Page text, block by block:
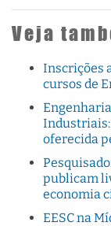
Veja
Inscrições
cursos de
Industriais:
oferecida
publicam
economia
EESC na